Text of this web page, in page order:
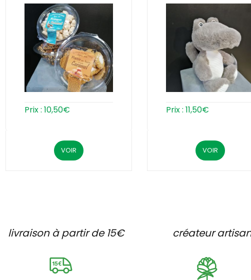
Prix : 10,50€
VOIR
Prix : 11,50€
VOIR
livraison à partir de 15€ créateur